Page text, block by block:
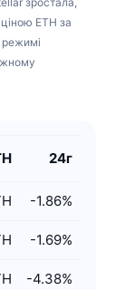
ETH за
24г
-1.86%
-1.69%
-4.38%